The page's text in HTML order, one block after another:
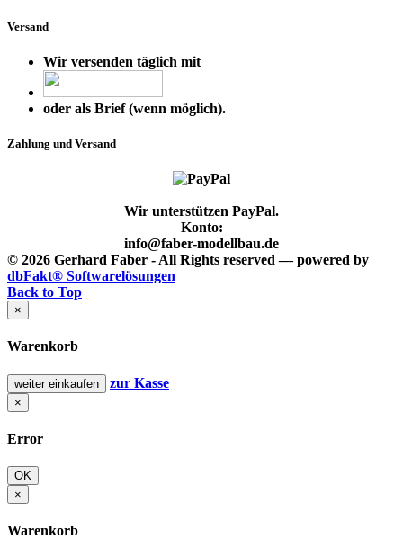
Versand
Wir versenden täglich mit
oder als Brief (wenn möglich).
Zahlung und Versand
Wir unterstützen PayPal.
Konto:
info@faber-modellbau.de
© 2026 Gerhard Faber - All Rights reserved — powered by
dbFakt® Softwarelösungen
Back to Top
×
Warenkorb
weiter einkaufen zur Kasse
×
Error
OK
×
Warenkorb